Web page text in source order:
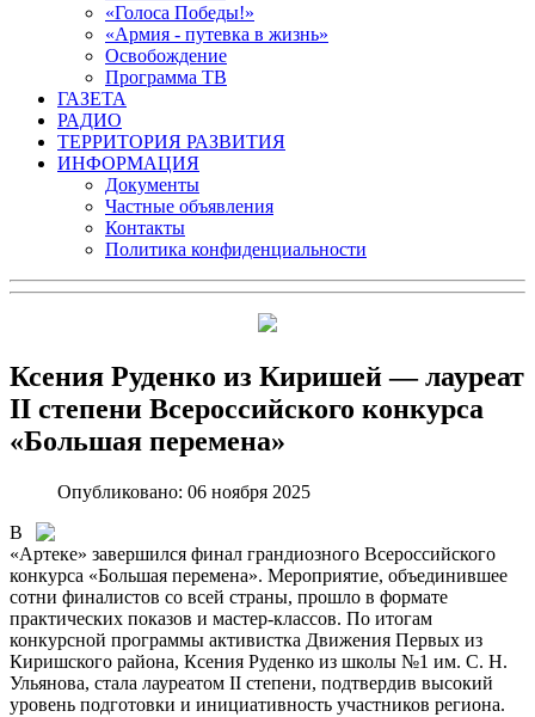
«Голоса Победы!»
«Армия - путевка в жизнь»
Освобождение
Программа ТВ
ГАЗЕТА
РАДИО
ТЕРРИТОРИЯ РАЗВИТИЯ
ИНФОРМАЦИЯ
Документы
Частные объявления
Контакты
Политика конфиденциальности
Ксения Руденко из Киришей — лауреат
II степени Всероссийского конкурса
«Большая перемена»
Опубликовано: 06 ноября 2025
В
«Артеке» завершился финал грандиозного Всероссийского
конкурса «Большая перемена». Мероприятие, объединившее
сотни финалистов со всей страны, прошло в формате
практических показов и мастер‑классов. По итогам
конкурсной программы активистка Движения Первых из
Киришского района, Ксения Руденко из школы №1 им. С. Н.
Ульянова, стала лауреатом II степени, подтвердив высокий
уровень подготовки и инициативность участников региона.